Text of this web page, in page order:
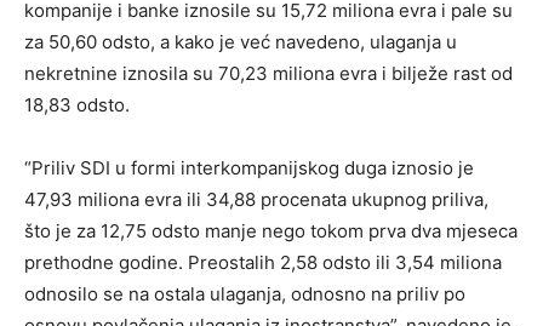
kompanije i banke iznosile su 15,72 miliona evra i pale su
za 50,60 odsto, a kako je već navedeno, ulaganja u
nekretnine iznosila su 70,23 miliona evra i bilježe rast od
18,83 odsto.
“Priliv SDI u formi interkompanijskog duga iznosio je
47,93 miliona evra ili 34,88 procenata ukupnog priliva,
što je za 12,75 odsto manje nego tokom prva dva mjeseca
prethodne godine. Preostalih 2,58 odsto ili 3,54 miliona
odnosilo se na ostala ulaganja, odnosno na priliv po